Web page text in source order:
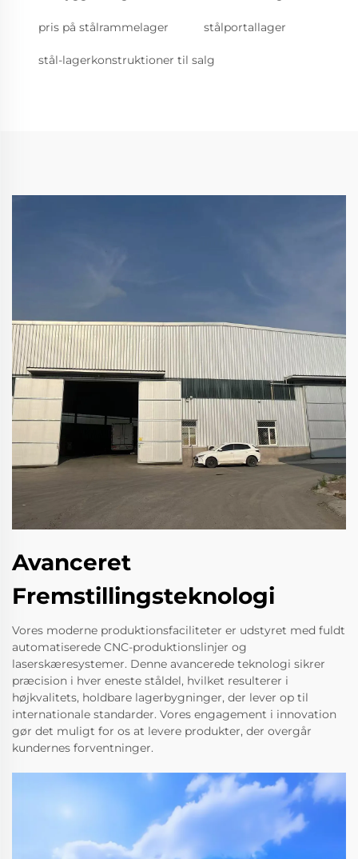
pris på stålrammelager stålportallager
stål-lagerkonstruktioner til salg
Avanceret
Fremstillingsteknologi
Vores moderne produktionsfaciliteter er udstyret med fuldt
automatiserede CNC-produktionslinjer og
laserskæresystemer. Denne avancerede teknologi sikrer
præcision i hver eneste ståldel, hvilket resulterer i
højkvalitets, holdbare lagerbygninger, der lever op til
internationale standarder. Vores engagement i innovation
gør det muligt for os at levere produkter, der overgår
kundernes forventninger.